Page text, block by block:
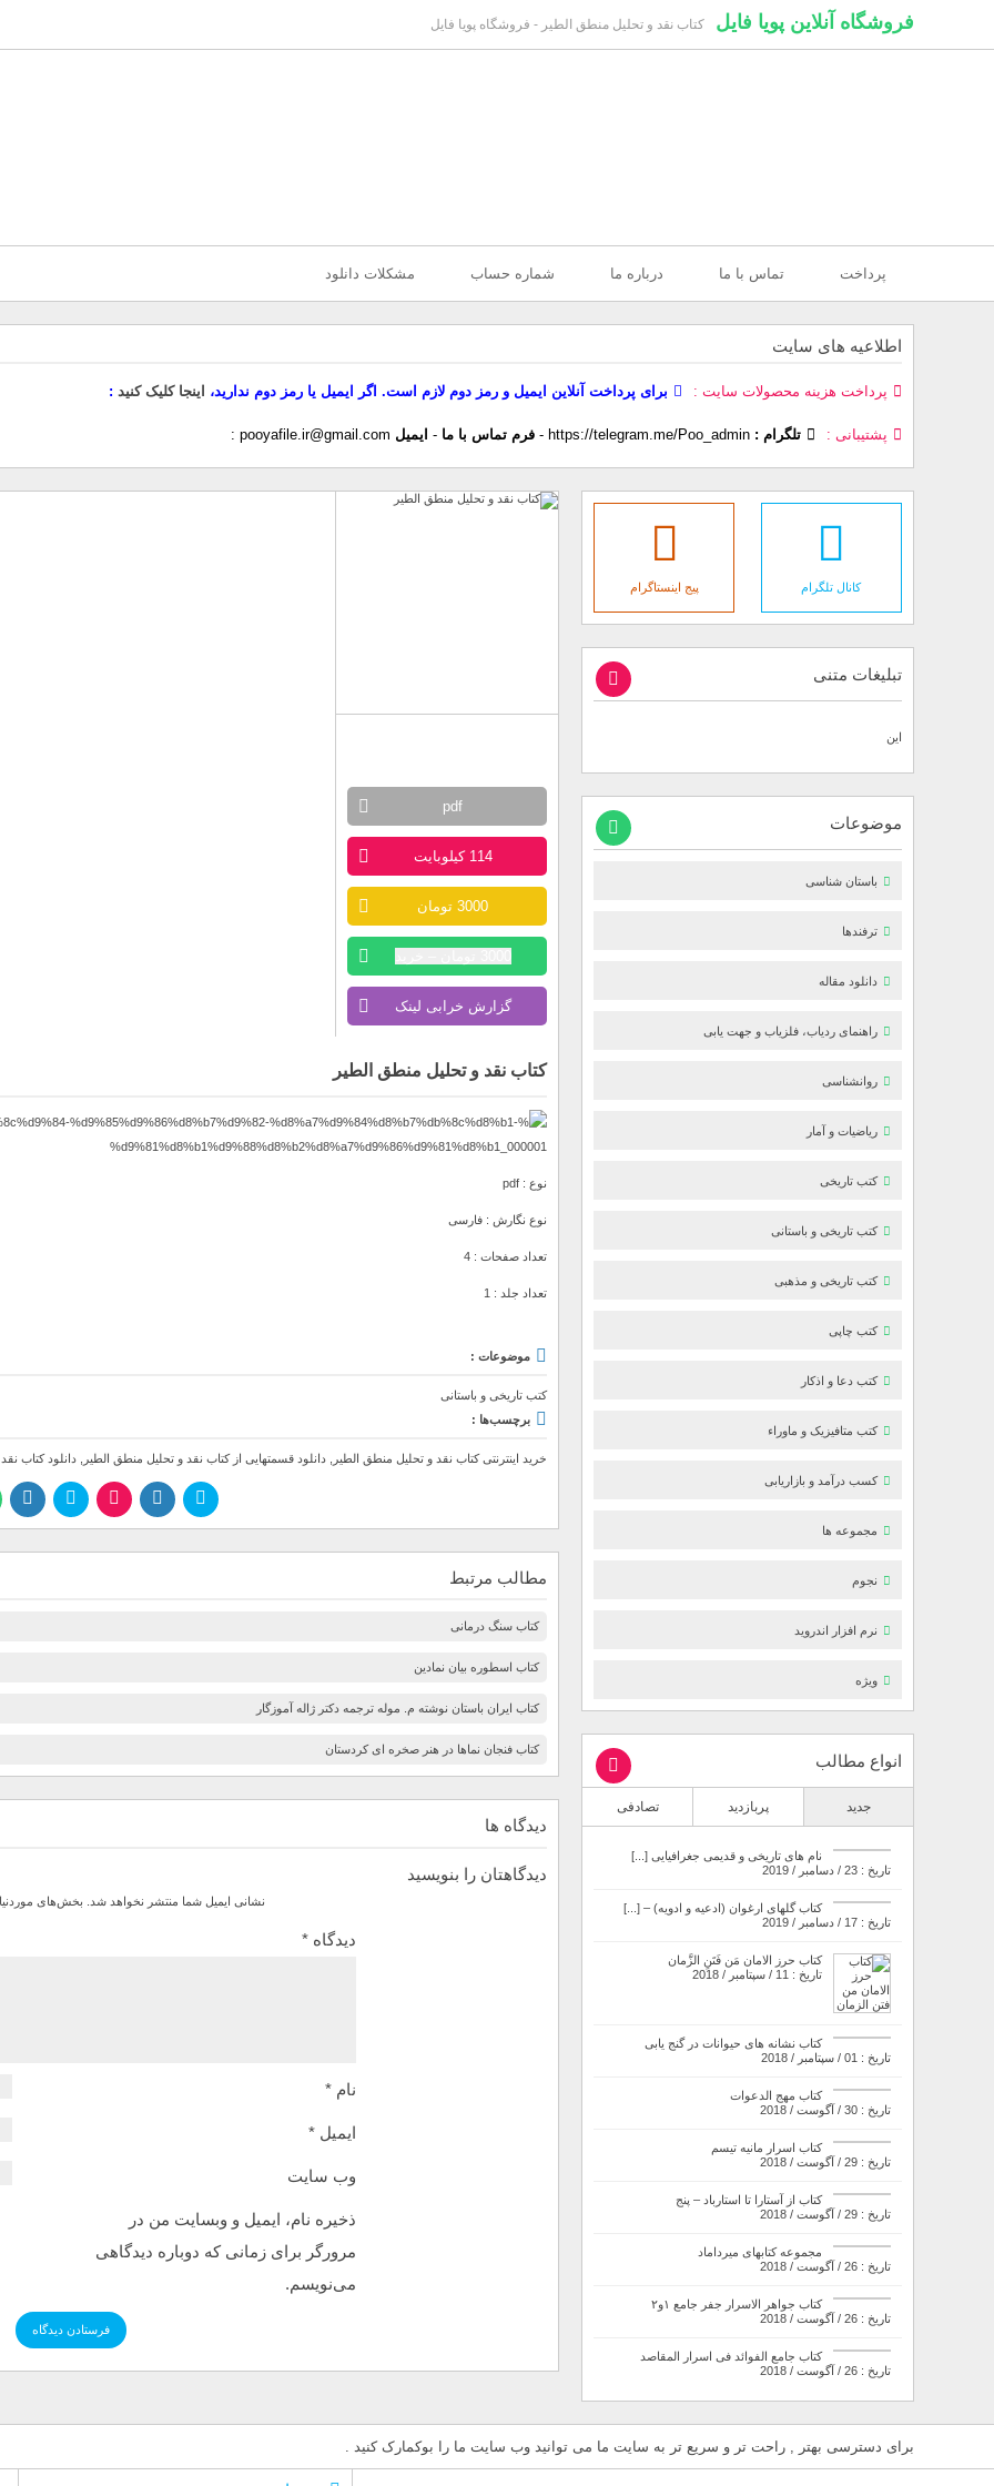
فروشگاه آنلاین پویا فایل کتاب نقد و تحلیل منطق الطیر - فروشگاه پویا فایل
پرداخت تماس با ما درباره ما شماره حساب مشکلات دانلود
اطلاعیه های سایت
پرداخت هزینه محصولات سایت برای پرداخت آنلاین ایمیل و رمز دوم لازم است. اگر ایمیل یا رمز دوم ندارید، اینجا کلیک کنید
پشتیبانی تلگرام : https://telegram.me/Poo_admin
- فرم تماس با ما - ایمیل pooyafile.ir@gmail.com
pdf
114 کیلوبایت
3000 تومان
گزارش خرابی لینک
کتاب نقد و تحلیل منطق الطیر
نوع : pdf
نوع نگارش : فارسی
تعداد صفحات : 4
تعداد جلد : 1
موضوعات :
کتب تاریخی و باستانی
برچسب‌ها :
خرید اینترنتی کتاب نقد و تحلیل منطق الطیر دانلود قسمتهایی از کتاب نقد و تحلیل منطق الطیر دانلود کتاب
مطالب مرتبط
کتاب سنگ درمانی
کتاب اسطوره بیان نمادین
کتاب ایران باستان نوشته م. موله ترجمه دکتر ژاله آموزگار
کتاب فنجان نماها در هنر صخره ای کردستان
دیدگاه ها
دیدگاهتان را بنویسید
نشانی ایمیل شما منتشر نخواهد شد. بخش‌های
دیدگاه *
نام *
ایمیل *
وب‌ سایت
ذخیره نام، ایمیل و وبسایت من در
مرورگر برای زمانی که دوباره دیدگاهی
می‌نویسم.
کانال تلگرام پیج اینستاگرام
تبلیغات متنی
این
موضوعات
باستان شناسی
ترفندها
دانلود مقاله
راهنمای ردیاب، فلزیاب و جهت یابی
روانشناسی
ریاضیات و آمار
کتب تاریخی
کتب تاریخی و باستانی
کتب تاریخی و مذهبی
کتب چاپی
کتب دعا و اذکار
کتب متافیزیک و ماوراء
کسب درآمد و بازاریابی
مجموعه ها
نجوم
نرم افزار اندروید
ویژه
انواع مطالب
جدید پربازدید تصادفی
نام های تاریخی و قدیمی جغرافیایی [...]
تاریخ : 23 / دسامبر / 2019
کتاب گلهای ارغوان (ادعیه و ادویه) – [...]
تاریخ : 17 / دسامبر / 2019
کتاب حرز الامان مَن فَتَنِ الزَّمان
تاریخ : 11 / سپتامبر / 2018
کتاب نشانه های حیوانات در گنج یابی
تاریخ : 01 / سپتامبر / 2018
کتاب مهج الدعوات
تاریخ : 30 / آگوست / 2018
کتاب اسرار مانیه تیسم
تاریخ : 29 / آگوست / 2018
کتاب از آستارا تا استارباد – پنج
تاریخ : 29 / آگوست / 2018
مجموعه کتابهای میرداماد
تاریخ : 26 / آگوست / 2018
کتاب جواهر الاسرار جفر جامع ۱و۲
تاریخ : 26 / آگوست / 2018
کتاب جامع الفوائد فی اسرار المقاصد
تاریخ : 26 / آگوست / 2018
برای دسترسی بهتر , راحت تر و سریع تر به سایت ما می توانید وب سایت ما را بوکمارک کنید .